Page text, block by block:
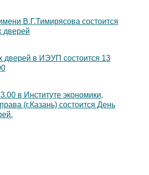
В.Г.Тимирясова состоится
дверей
дверей в ИЭУП состоится 13
в Институте экономики,
(г.Казань) состоится День